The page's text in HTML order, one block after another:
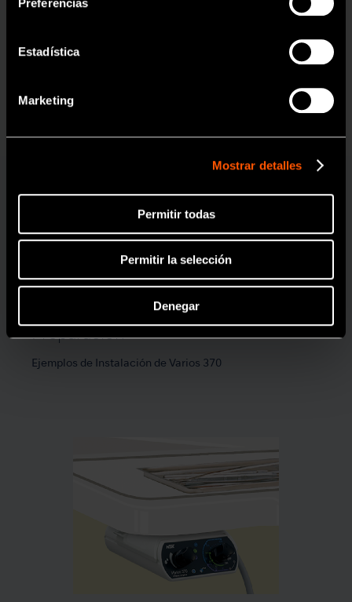
Preferencias
Estadística
Marketing
Mostrar detalles
Permitir todas
Permitir la selección
Denegar
El soporte de la unidad de control está disponible para
Preparación
Ejemplos de Instalación de Varios 370